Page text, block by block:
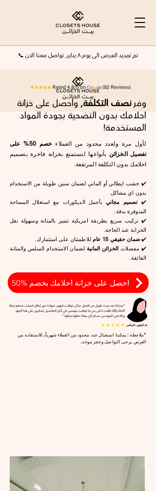
📞 تم تمديد العرض الى يوم ٨ يناير٫ تواصل معنا الان
وفرنصف التكلفة٫ واحصل على خزانة
احلامك بدون التضحية بجودة المواد
المستخدمة!
لأول مرة ولعدد محدود من العملاء
خصم 50% على
تفصيل الخزائن بأنواعها لتستمتع بخزانة فاخرة بتصميم
احلامك بدون التكلفة المرتفعة.
✔️ خشب ايطالي أو الماني لضمان سنين طويلة من الاستخدام
بدون اي مشاكل
✔️تصميم مجانيبأجمل الديكورات مع استغلال المساحة
المتوفرة بدقة.
✔️ تركيب سريع بطريقة امريكية تتميز بالمتانة وسهولة نقل
الخزانة عند الحاجة.
✔️ضمان حقيقي 15 عام
للاطمئنان على استثمارك.
✔️ مفصلات الخزائن المانية لضمان الاستخدام السلس والمتانة
الفائقة.
احصل على خزانة احلامك بخصم %50
*ملاحظة : يمكننا استقبال عدد محدود من العملاء شهرياً٫ للاستفادة من
العرض يرجى التواصل وحجز موعد.